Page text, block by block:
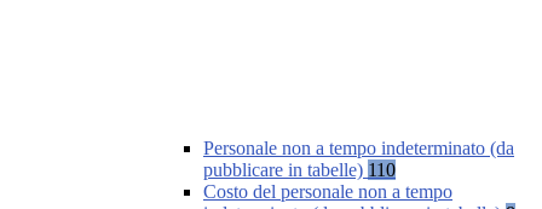
Personale non a tempo indeterminato (da
pubblicare in tabelle) 110
Costo del personale non a tempo